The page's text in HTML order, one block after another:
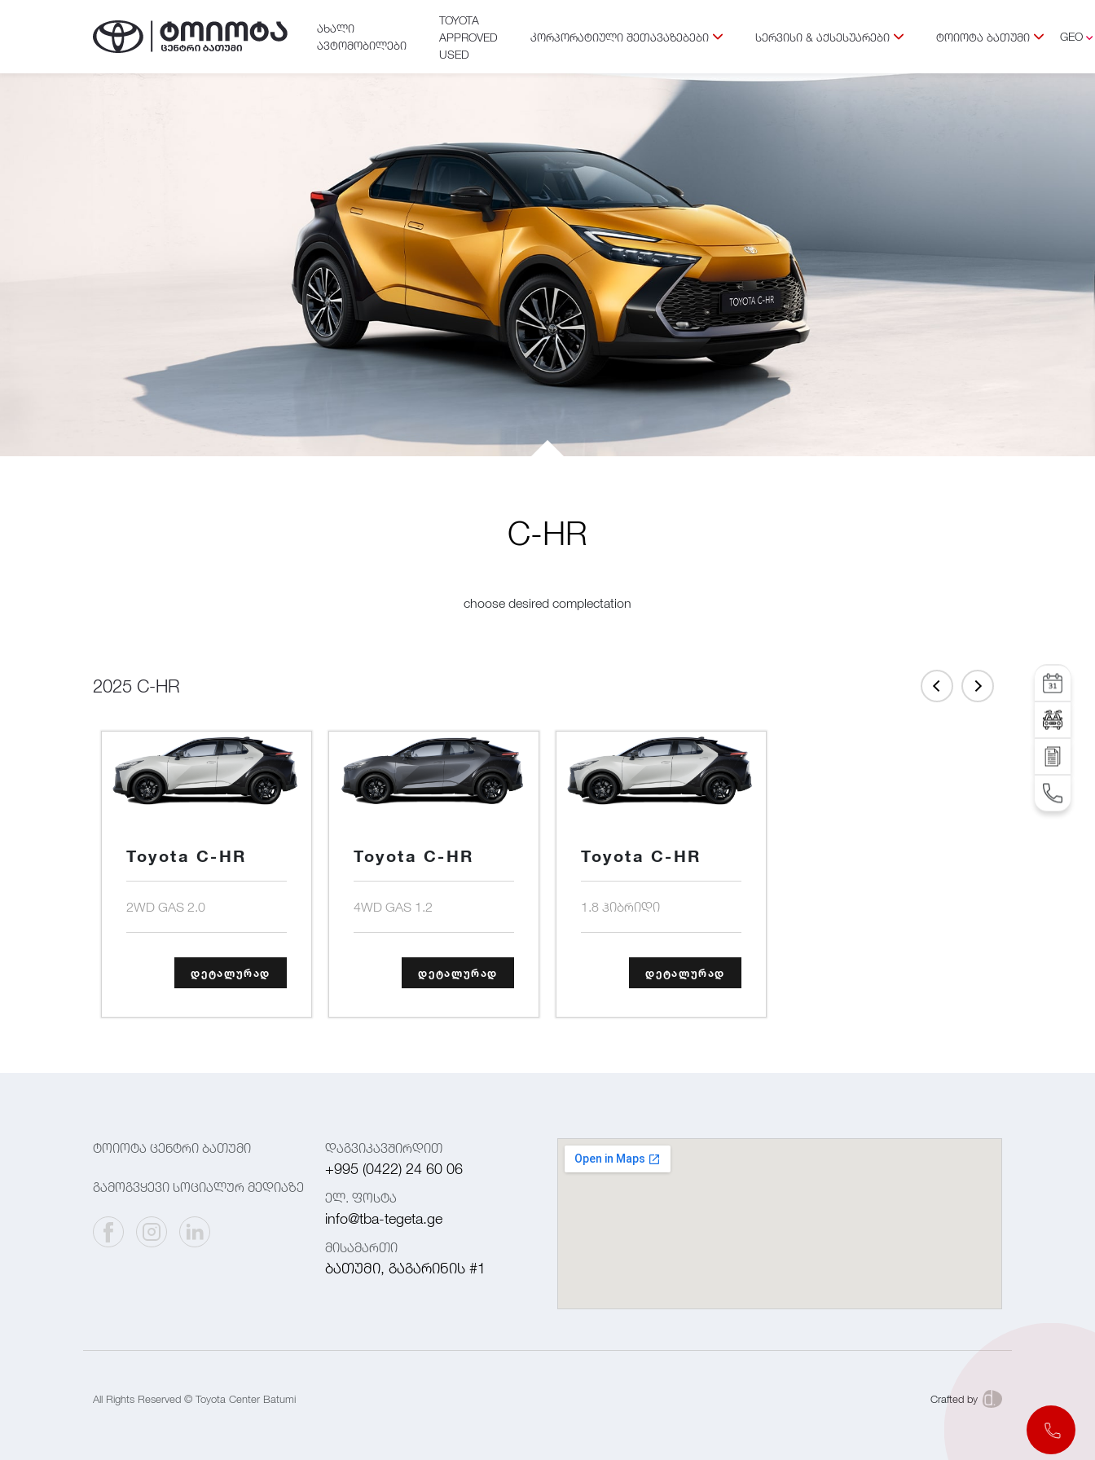
ᲐᲮᲐᲚᲘ
ᲐᲕᲢᲝᲛᲝᲑᲘᲚᲔᲑᲘ
TOYOTA
APPROVED
USED
ᲙᲝᲠᲞᲝᲠᲐᲢᲘᲣᲚᲘ ᲨᲔᲗᲐᲕᲐᲖᲔᲑᲔᲑᲘ ᲡᲔᲠᲕᲘᲡᲘ & ᲐᲥᲡᲔᲡᲣᲐᲠᲔᲑᲘ ᲢᲝᲘᲝᲢᲐ ᲑᲐᲗᲣᲛᲘ
GEO
სერვისი
ტესტ დრაივი
დაგვიკავშირდი
TEL: +995 32 2 292 000
C-HR
choose desired complectation
2025 C-HR
Toyota C-HR
2WD GAS 2.0
დეტალურად
Toyota C-HR
4WD GAS 1.2
დეტალურად
Toyota C-HR
1.8 ჰიბრიდი
დეტალურად
ტოიოტა ცენტრი ბათუმი
გამოგვყევი სოციალურ მედიაზე
დაგვიკავშირდით
+995 (0422) 24 60 06
ელ. ფოსტა
info@tba-tegeta.ge
მისამართი
ბათუმი, გაგარინის #1
All Rights Reserved © Toyota Center Batumi Crafted by